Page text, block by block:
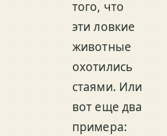
того, что
эти ловкие
животные
охотились
стаями. Или
вот еще два
примера: